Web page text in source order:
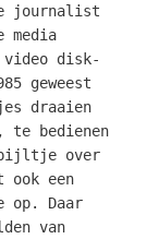
journalist
disk-
geweest
draaien
bedienen
pijltje over
ook een
op. Daar
van